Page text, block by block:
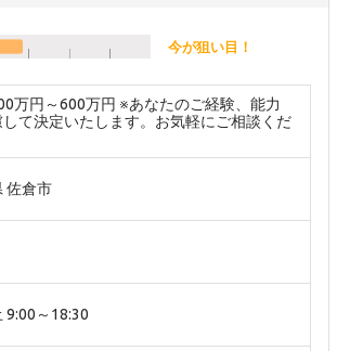
今が狙い目！
万円～600万円 ※あなたのご経験、能力
して決定いたします。お気軽にご相談くだ
佐倉市
9:00～18:30